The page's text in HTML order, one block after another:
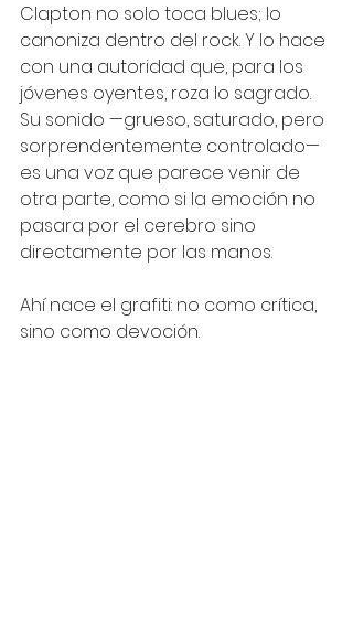
Clapton no solo toca blues; lo
canoniza dentro del rock. Y lo hace
con una autoridad que, para los
jóvenes oyentes, roza lo sagrado.
Su sonido —grueso, saturado, pero
sorprendentemente controlado—
es una voz que parece venir de
otra parte, como si la emoción no
pasara por el cerebro sino
directamente por las manos.
Ahí nace el grafiti: no como crítica,
sino como devoción.